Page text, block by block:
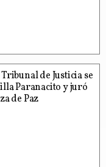
de Justicia se
Paranacito y juró
de Paz